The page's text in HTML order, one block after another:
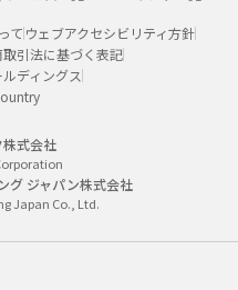
て ウェブアクセシビリティ方針
引法に基づく表記
ディングス
式会社
グ ジャパン株式会社
Japan Co., Ltd.